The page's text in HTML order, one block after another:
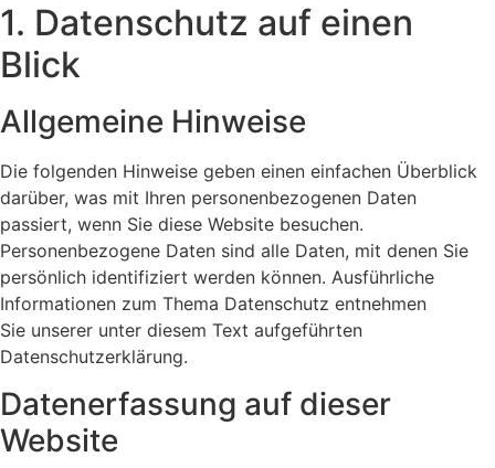
1. Datenschutz auf einen
Blick
Allgemeine Hinweise
Die folgenden Hinweise geben einen einfachen Überblick
darüber, was mit Ihren personenbezogenen Daten
passiert, wenn Sie diese Website besuchen.
Personenbezogene Daten sind alle Daten, mit denen Sie
persönlich identifiziert werden können. Ausführliche
Informationen zum Thema Datenschutz entnehmen
Sie unserer unter diesem Text aufgeführten
Datenschutzerklärung.
Datenerfassung auf dieser
Website